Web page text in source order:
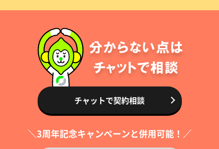
チャットで契約相談
＼3周年記念キャンペーンと併用可能！／